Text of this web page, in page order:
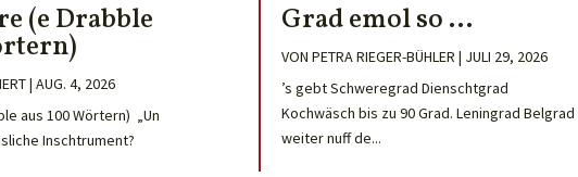
(e Drabble
|AUG. 4, 2026
aus 100 Wörtern) „Un
Inschtrument?
Grad emol so …
VON PETRA RIEGER-BÜHLER | JULI 29, 2026
’s gebt Schweregrad Dienschtgrad
Kochwäsch bis zu 90 Grad. Leningrad Belgrad
weiter nuff de...